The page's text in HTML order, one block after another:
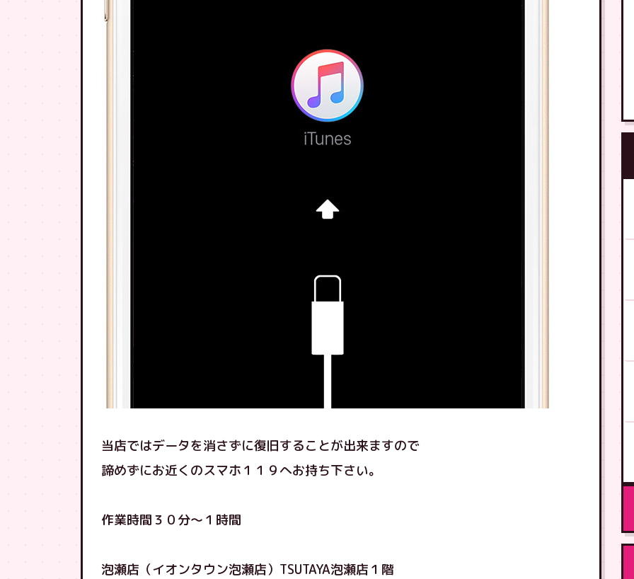
当店ではデータを消さずに復旧することが出来ますので
諦めずにお近くのスマホ１１９へお持ち下さい。
作業時間３０分〜１時間
泡瀬店（イオンタウン泡瀬店）TSUTAYA泡瀬店１階